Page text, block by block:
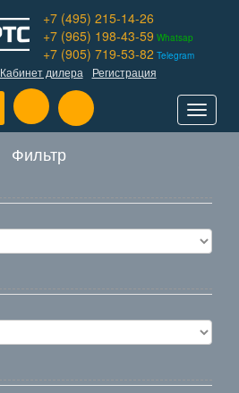
+7 (495) 215-14-26
+7 (965) 198-43-59 Whatsap
+7 (905) 719-53-82 Telegram
Кабинет дилера Регистрация
Toggle
Фильтр